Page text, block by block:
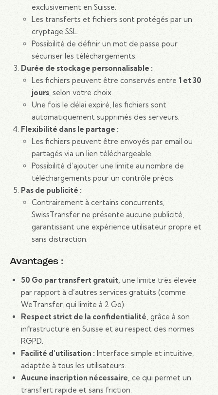
exclusivement en Suisse.
Les transferts et fichiers sont protégés par un
cryptage SSL.
Possibilité de définir un mot de passe pour
sécuriser les téléchargements.
Durée de stockage personnalisable :
Les fichiers peuvent être conservés entre 1 et 30
jours , selon votre choix.
Une fois le délai expiré, les fichiers sont
automatiquement supprimés des serveurs.
Flexibilité dans le partage :
Les fichiers peuvent être envoyés par email ou
partagés via un lien téléchargeable.
Possibilité d’ajouter une limite au nombre de
téléchargements pour un contrôle précis.
Pas de publicité :
Contrairement à certains concurrents,
SwissTransfer ne présente aucune publicité,
garantissant une expérience utilisateur propre et
sans distraction.
Avantages :
50 Go par transfert gratuit, une limite très élevée
par rapport à d’autres services gratuits (comme
WeTransfer, qui limite à 2 Go).
Respect strict de la confidentialité, grâce à son
infrastructure en Suisse et au respect des normes
RGPD.
Facilité d’utilisation : Interface simple et intuitive,
adaptée à tous les utilisateurs.
Aucune inscription nécessaire, ce qui permet un
transfert rapide et sans friction.